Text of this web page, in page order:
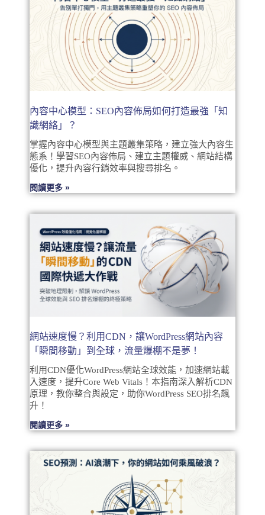
內容中心模型：SEO內容佈局如何打造最強「知
識網絡」？
掌握內容中心模型與主題叢集策略，建立強大內容生
態系！學習SEO內容佈局、建立主題權威、網站結構
優化，提升內容行銷效率與搜尋排名。
閱讀更多 »
網站速度慢？利用CDN，讓WordPress網站內容
「瞬間移動」到全球，流量爆棚不是夢！
利用CDN優化WordPress網站全球效能，加速網站載
入速度，提升Core Web Vitals！本指南深入解析CDN
原理，教你整合與設定，助你WordPress SEO排名飆
升！
閱讀更多 »